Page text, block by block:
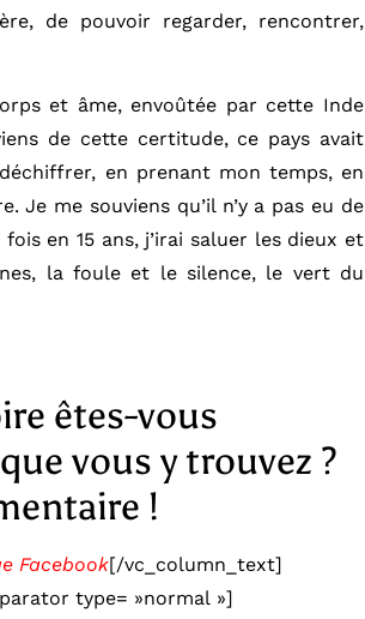
de pouvoir regarder, rencontrer,
et âme, envoûtée par cette Inde
de cette certitude, ce pays avait
en prenant mon temps, en
Je me souviens qu’il n’y a pas eu de
en 15 ans, j’irai saluer les dieux et
la foule et le silence, le vert du
êtes-vous
vous y trouvez ?
!
Facebook[/vc_column_text]
type= »normal »]